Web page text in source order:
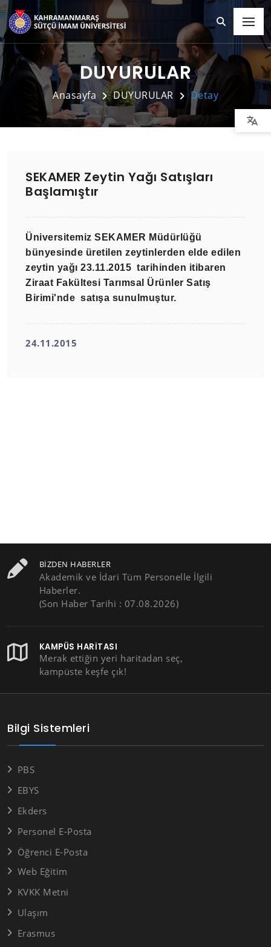
DUYURULAR
Anasayfa DUYURULAR Detay
SEKAMER Zeytin Yağı Satışları
Başlamıştır
Üniversitemiz SEKAMER Müdürlüğü
bünyesinde üretilen zeytinlerden elde edilen
zeytin yağı 23.11.2015 tarihinden itibaren
Ziraat Fakültesi Tarımsal Ürünler Satış
Birimi'nde satışa sunulmuştur.
24.11.2015
BIZDEN HABERLER
Akademik ve İdari Tüm Personelle İlgili
Haberler.
(Son Haber Tarihi : 07.08.2026)
KAMPÜS HARITASI
Merak ettiğin yeri haritadan seç,
kampüste keşfe çık!
Bilgi Sistemleri
PBS
EBYS
Ekders
Personel E-Posta
Öğrenci E-Posta
Web Eğitim
KVKK Metni
Ulaşım
Erasmus